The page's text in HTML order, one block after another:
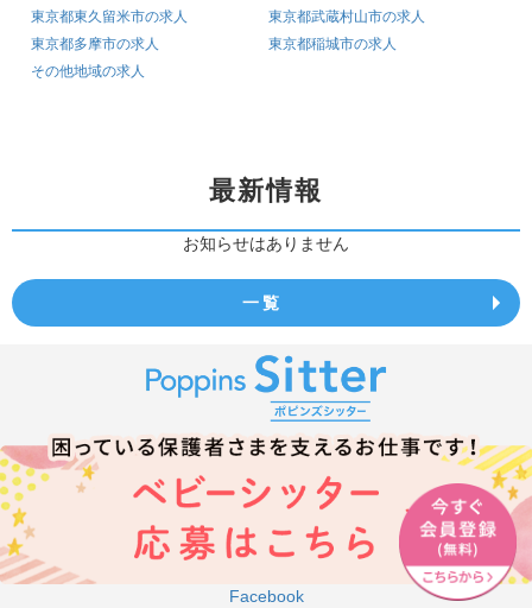
東京都東久留米市の求人
東京都武蔵村山市の求人
東京都多摩市の求人
東京都稲城市の求人
その他地域の求人
最新情報
お知らせはありません
一覧
Facebook